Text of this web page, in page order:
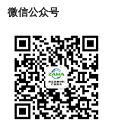
微信公众号